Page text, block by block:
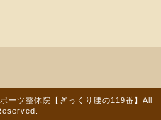
ツ整体院【ぎっくり腰の119番】 All